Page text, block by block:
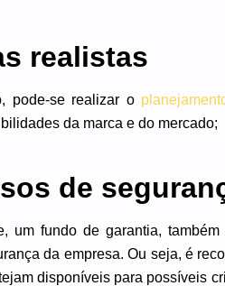
realistas
pode-se realizar o
da marca e do mercado;
de
um fundo de garantia,
da empresa. Ou seja, é
disponíveis para possíveis